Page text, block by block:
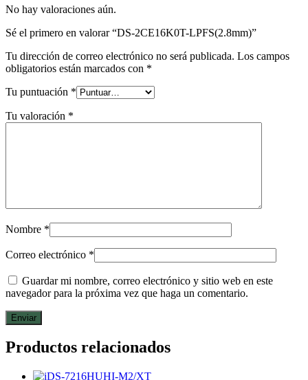
No hay valoraciones aún.
Sé el primero en valorar “DS-2CE16K0T-LPFS(2.8mm)”
Tu dirección de correo electrónico no será publicada. Los campos
obligatorios están marcados con *
Tu puntuación *
Tu valoración *
Nombre *
Correo electrónico *
Guardar mi nombre, correo electrónico y sitio web en este
navegador para la próxima vez que haga un comentario.
Productos relacionados